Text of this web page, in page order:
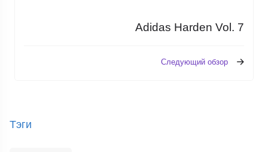
Adidas Harden Vol. 7
Следующий обзор
Тэги